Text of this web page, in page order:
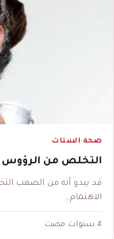
صحة الستات
التخلص من الرؤوس
قد يبدو أنه من الصعب
الاهتمام…
4 سنوات مضت